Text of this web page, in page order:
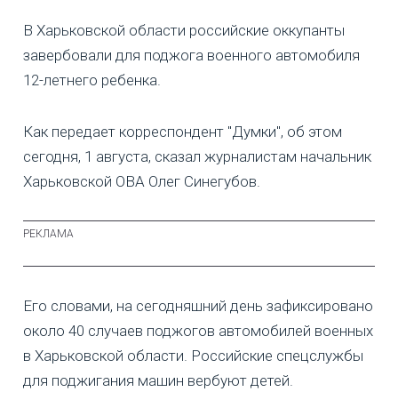
В Харьковской области российские оккупанты
завербовали для поджога военного автомобиля
12-летнего ребенка.
Как передает корреспондент "Думки", об этом
сегодня, 1 августа, сказал журналистам начальник
Харьковской ОВА Олег Синегубов.
Его словами, на сегодняшний день зафиксировано
около 40 случаев поджогов автомобилей военных
в Харьковской области. Российские спецслужбы
для поджигания машин вербуют детей.